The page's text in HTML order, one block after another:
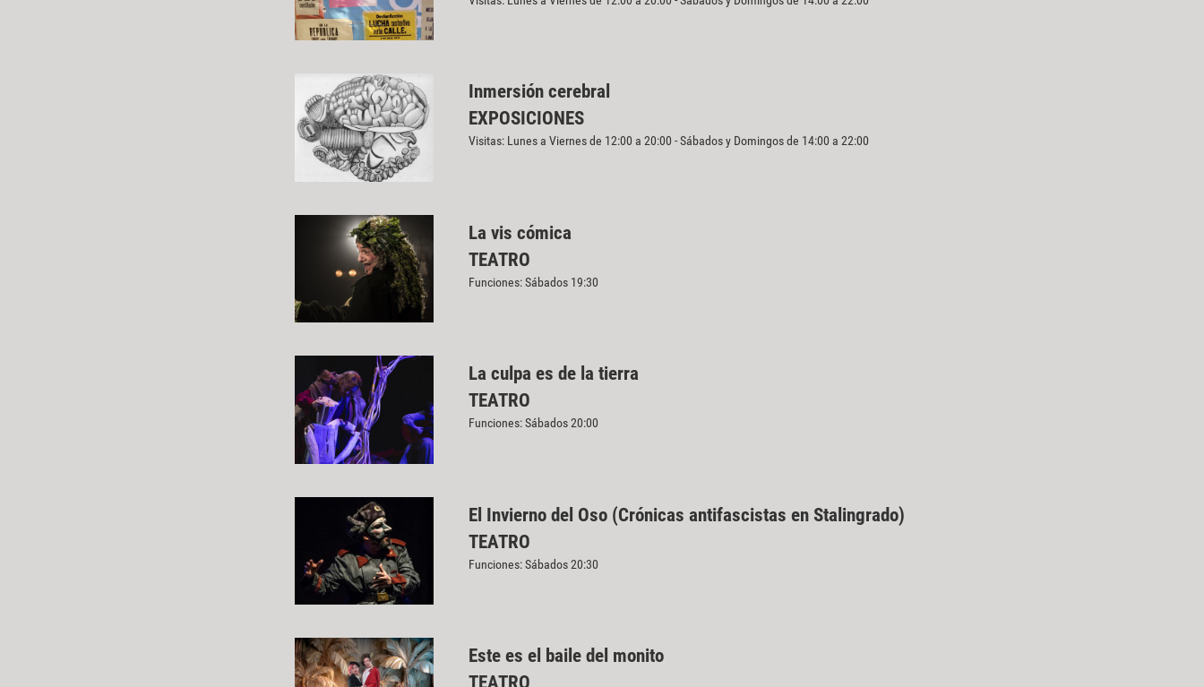
Inmersión cerebral
EXPOSICIONES
Visitas: Lunes a Viernes de 12:00 a 20:00 - Sábados y Domingos de 14:00 a 22:00
La vis cómica
TEATRO
Funciones: Sábados 19:30
La culpa es de la tierra
TEATRO
Funciones: Sábados 20:00
El Invierno del Oso (Crónicas antifascistas en Stalingrado)
TEATRO
Funciones: Sábados 20:30
Este es el baile del monito
TEATRO